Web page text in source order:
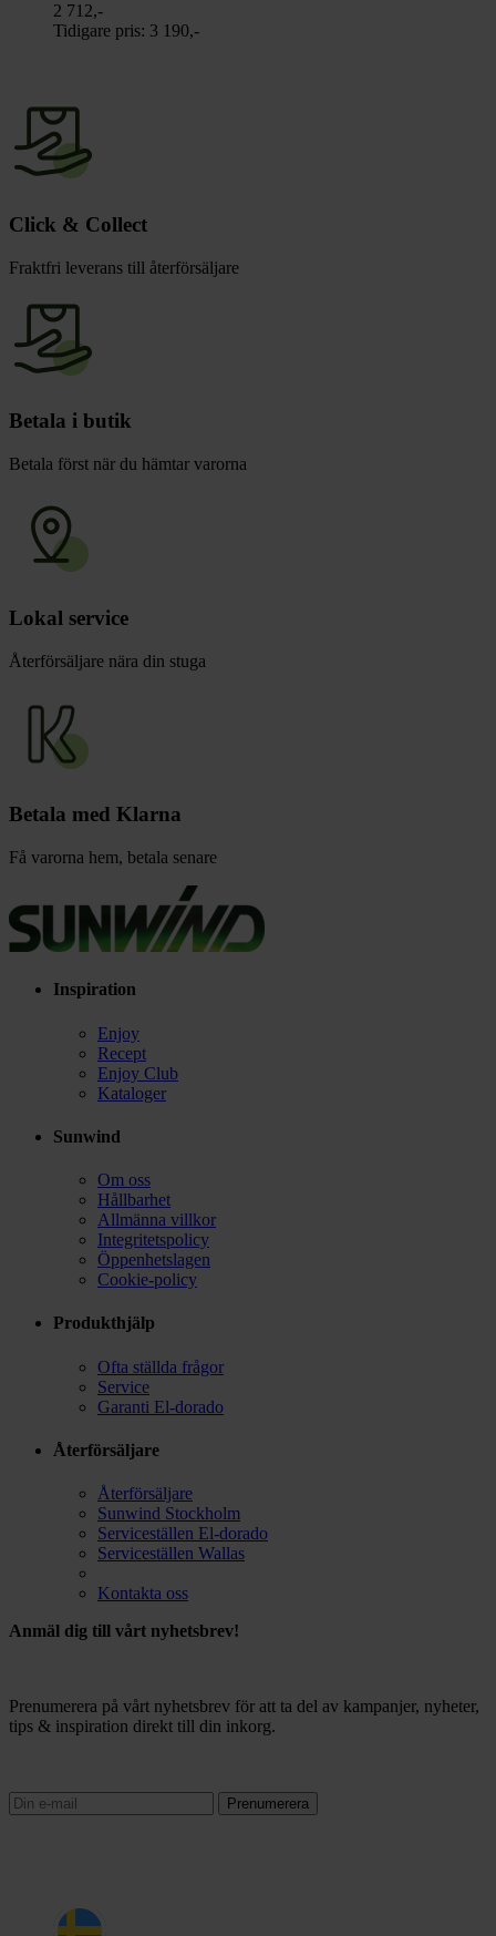
2 712,-
Tidigare pris: 3 190,-
Click & Collect
Fraktfri leverans till återförsäljare
Betala i butik
Betala först när du hämtar varorna
Lokal service
Återförsäljare nära din stuga
Betala med Klarna
Få varorna hem, betala senare
Inspiration
Enjoy
Recept
Enjoy Club
Kataloger
Sunwind
Om oss
Hållbarhet
Allmänna villkor
Integritetspolicy
Öppenhetslagen
Cookie-policy
Produkthjälp
Ofta ställda frågor
Service
Garanti El-dorado
Återförsäljare
Återförsäljare
Sunwind Stockholm
Serviceställen El-dorado
Serviceställen Wallas
Kontakta oss
Anmäl dig till vårt nyhetsbrev!
Prenumerera på vårt nyhetsbrev för att ta del av kampanjer, nyheter,
tips & inspiration direkt till din inkorg.
Prenumerera